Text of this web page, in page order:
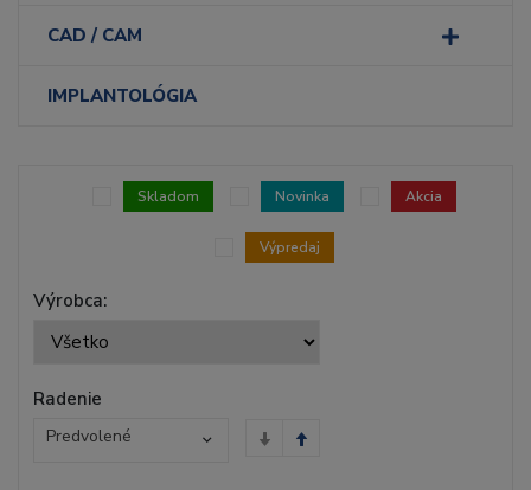
CAD / CAM
IMPLANTOLÓGIA
Výrobca:
Skladom Novinka Akcia
Výpredaj
Radenie
Predvolené